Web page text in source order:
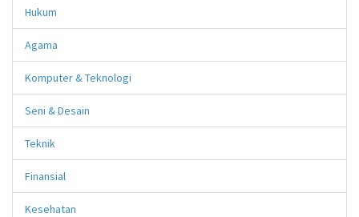
Hukum
Agama
Komputer & Teknologi
Seni & Desain
Teknik
Finansial
Kesehatan